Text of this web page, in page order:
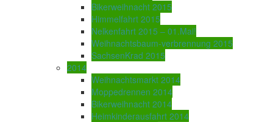
Bikerweihnacht 2015
Himmelfahrt 2015
Nelkenfahrt 2015 – 01.Mai!
Weihnachtsbaum-verbrennung 2015
SachsenKrad 2015
2014
Weihnachtsmarkt 2014
Moppedrennen 2014
Bikerweihnacht 2014
Heimkinderausfahrt 2014